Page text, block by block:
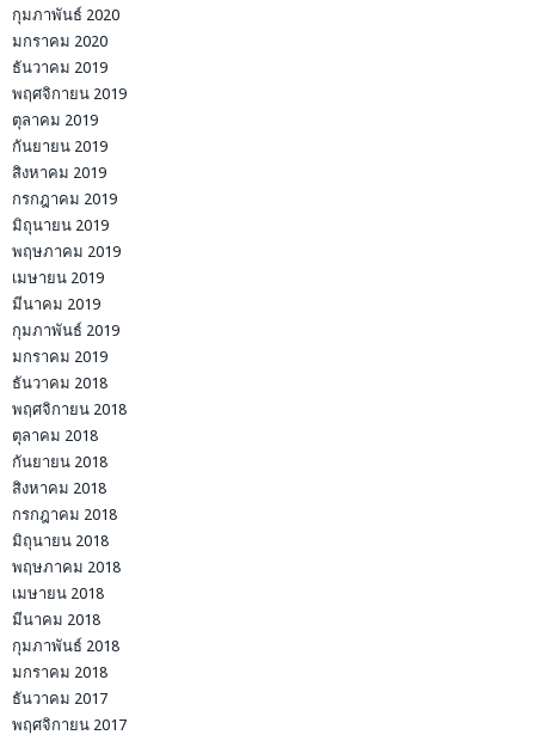
กุมภาพันธ์ 2020
มกราคม 2020
ธันวาคม 2019
พฤศจิกายน 2019
ตุลาคม 2019
กันยายน 2019
สิงหาคม 2019
กรกฎาคม 2019
มิถุนายน 2019
พฤษภาคม 2019
เมษายน 2019
มีนาคม 2019
กุมภาพันธ์ 2019
มกราคม 2019
ธันวาคม 2018
พฤศจิกายน 2018
ตุลาคม 2018
กันยายน 2018
สิงหาคม 2018
กรกฎาคม 2018
มิถุนายน 2018
พฤษภาคม 2018
เมษายน 2018
มีนาคม 2018
กุมภาพันธ์ 2018
มกราคม 2018
ธันวาคม 2017
พฤศจิกายน 2017